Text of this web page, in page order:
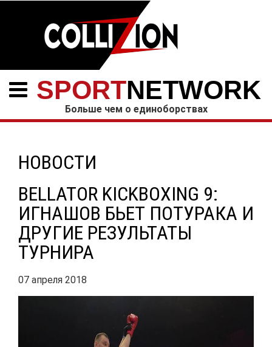
SPORTNETWORK
Больше чем о единоборствах
НОВОСТИ
BELLATOR KICKBOXING 9:
ИГНАШОВ БЬЕТ ПОТУРАКА И
ДРУГИЕ РЕЗУЛЬТАТЫ
ТУРНИРА
07 апреля 2018